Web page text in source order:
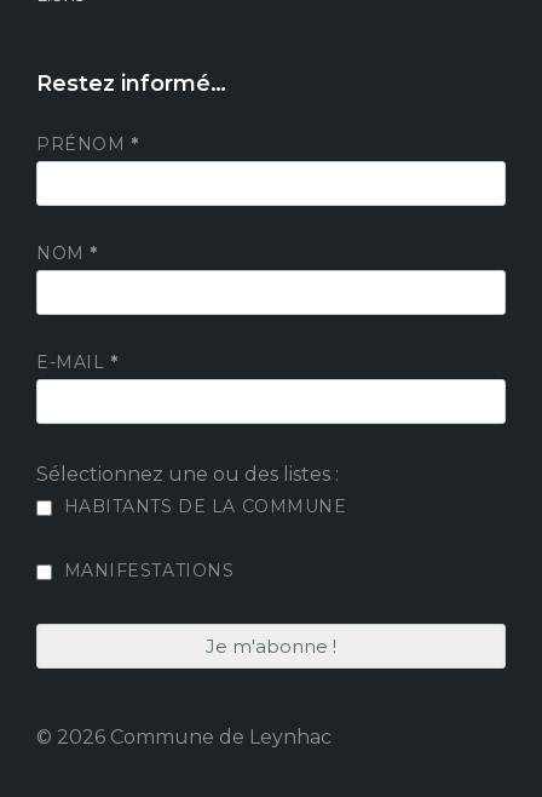
Restez informé…
PRÉNOM *
NOM *
E-MAIL *
Sélectionnez une ou des listes :
HABITANTS DE LA COMMUNE
MANIFESTATIONS
© 2026 Commune de Leynhac